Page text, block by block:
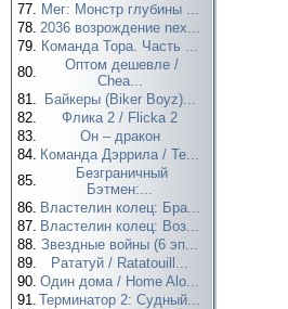
77. Мег: Монстр глубины ...
78. 2036 возрождение nex...
79. Команда Тора. Часть ...
80.
Оптом дешевле /
Chea...
81.
Байкеры (Biker Boyz)...
82.
Флика 2 / Flicka 2
83.
Он – дракон
84. Команда Дэррила / Te...
85.
Безграничный
Бэтмен:...
86. Властелин колец: Бра...
87. Властелин колец: Воз...
88. Звездные войны (6 эп...
89.
Рататуй / Ratatouill...
90. Один дома / Home Alo...
91. Терминатор 2: Судный...